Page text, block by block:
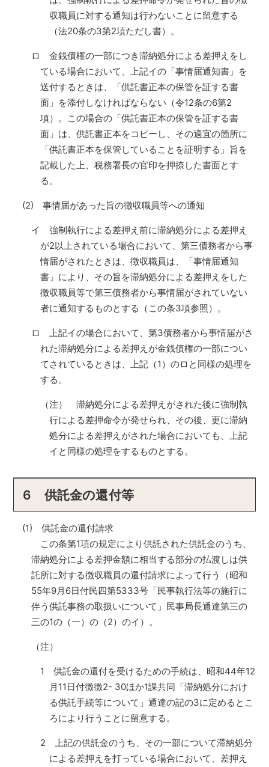
収職員に対する通知は行わないことに留意する
（法20条の3第2項ただし書）。
ロ 金銭債権の一部につき滞納処分による差押えをし
ている場合において、上記イの「事情届通知書」を
送付するときは、「供託書正本の保管を証する書
面」を添付しなければならない（令12条の6第2
項）。この場合の「供託書正本の保管を証する書
面」は、供託書正本をコピーし、その適宜の箇所に
「供託書正本を保管していることを証明する」旨を
記載した上、税務署長の官印を押捺した書面とす
る。
(2) 事情届があった旨の徴収職員等への通知
イ 強制執行による差押え前に滞納処分による差押え
が2以上されている場合において、第三債務者から事
情届がされたときは、徴収職員は、「事情届通知
書」により、その旨を滞納処分による差押えをした
徴収職員等で第三債務者から事情届がされていない
者に通知するものとする（この条3項参照）。
ロ 上記イの場合において、第3債務者から事情届がさ
れた滞納処分による差押えが金銭債権の一部につい
てされているときは、上記（1）のロと同様の処理を
する。
（注） 滞納処分による差押えがされた後に強制執
行による差押命令が発せられ、その後、更に滞納
処分による差押えがされた場合においても、上記
イと同様の処理をするものとする。
6 供託金の還付等
(1) 供託金の還付請求
この条第1項の規定により供託された供託金のうち、
滞納処分による差押金額に相当する部分の払渡しは供
託所に対する徴収職員の還付請求によって行う（昭和
55年9月6日付民四第5333号「民事執行法等の施行に
伴う供託事務の取扱いについて」民事局長通達第三の
三の1の（一）の（2）のイ）。
（注）
1 供託金の還付を受けるための手続は、昭和44年12
月11日付徴徴2- 30ほか1課共同「滞納処分におけ
る供託手続等について」通達の記の3に定めるとこ
ろにより行うことに留意する。
2 上記の供託金のうち、その一部について滞納処分
による差押えを打っている場合において、差押え